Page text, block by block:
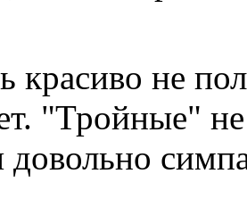
красиво не
"Тройные"
довольно